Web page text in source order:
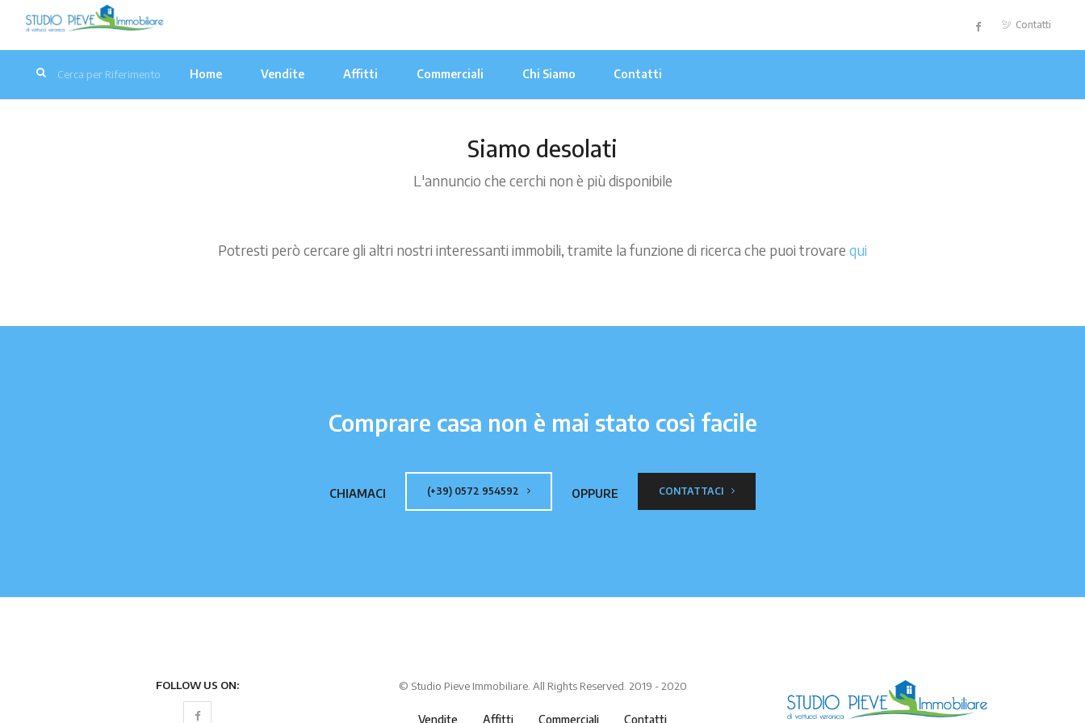
Contatti
Home Vendite Affitti Commerciali Chi Siamo Contatti
Siamo desolati
L'annuncio che cerchi non è più disponibile
Potresti però cercare gli altri nostri interessanti immobili, tramite la funzione di ricerca che puoi trovare qui
Comprare casa non è mai stato così facile
CHIAMACI (+39) 0572 954592 OPPURE CONTATTACI
FOLLOW US ON: © Studio Pieve Immobiliare. All Rights Reserved. 2019 - 2020
Vendite Affitti Commerciali Contatti